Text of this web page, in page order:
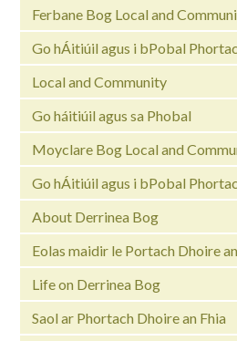
Ferbane Bog Local and
Go hÁitiúil agus i bPobal
Local and Community
Go háitiúil agus sa Phobal
Moyclare Bog Local and
Go hÁitiúil agus i bPobal
About Derrinea Bog
Eolas maidir le Portach Dhoire
Life on Derrinea Bog
Saol ar Phortach Dhoire an Fhia